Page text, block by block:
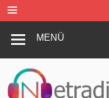
Inhalt
springen
MENÜ